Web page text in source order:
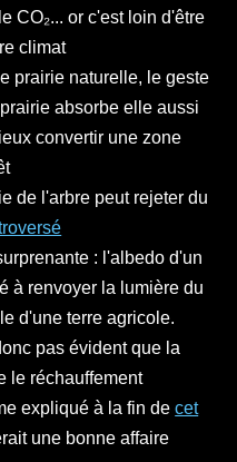
CO₂... or c'est loin d'être
climat
prairie naturelle, le geste
absorbe elle aussi
convertir une zone
de l'arbre peut rejeter du
: l'albedo d'un
à renvoyer la lumière du
d'une terre agricole.
pas évident que la
le réchauffement
expliqué à la fin decet
une bonne affaire